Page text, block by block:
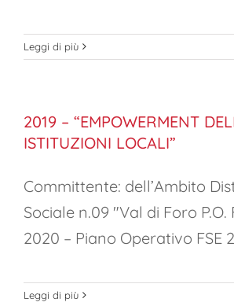
Leggi di più
2019 – “EMPOWERMENT
ISTITUZIONI LOCALI”
Committente: dell’Ambito
Sociale n.09 "Val di Foro P.O.
2020 – Piano Operativo FSE
Leggi di più